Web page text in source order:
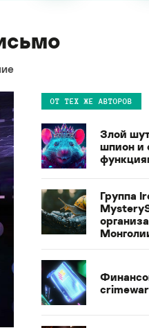
ОТ ТЕХ ЖЕ АВТОРОВ
Злой
шпион и
Группа